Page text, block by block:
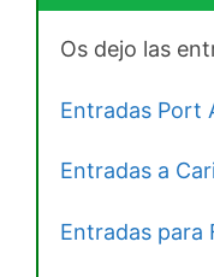
Os dejo las
Entradas Port
Entradas a
Entradas para